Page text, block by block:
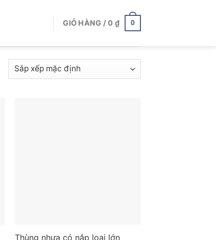
GIỎ HÀNG /0₫ 0
Thùng nhựa có nắp loại lớn